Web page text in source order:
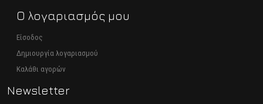
Ο λογαριασμός μου
Είσοδος
Δημιουργία λογαριασμού
Καλάθι αγορών
Newsletter